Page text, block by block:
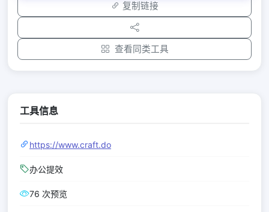
复制链接
查看同类工具
工具信息
https://www.craft.do
办公提效
76 次预览